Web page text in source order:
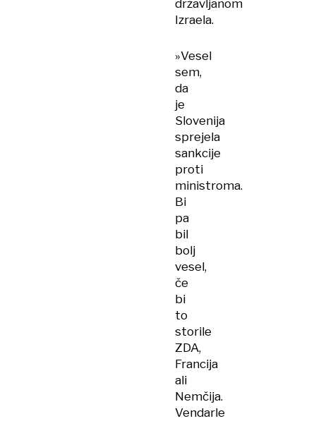
državljanom
Izraela.
»Vesel
sem,
da
je
Slovenija
sprejela
sankcije
proti
ministroma.
Bi
pa
bil
bolj
vesel,
če
bi
to
storile
ZDA,
Francija
ali
Nemčija.
Vendarle